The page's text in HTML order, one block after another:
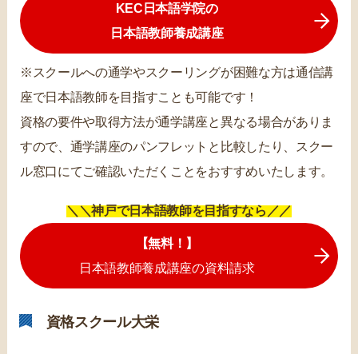
KEC日本語学院の
日本語教師養成講座
※スクールへの通学やスクーリングが困難な方は通信講
座で日本語教師を目指すことも可能です！
資格の要件や取得方法が通学講座と異なる場合がありま
すので、通学講座のパンフレットと比較したり、スクー
ル窓口にてご確認いただくことをおすすめいたします。
＼＼神戸で日本語教師を目指すなら／／
【無料！】
日本語教師養成講座の資料請求
資格スクール大栄